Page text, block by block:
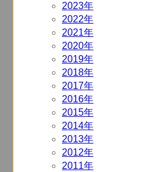
2023年
2022年
2021年
2020年
2019年
2018年
2017年
2016年
2015年
2014年
2013年
2012年
2011年